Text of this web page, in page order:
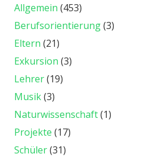
Allgemein (453)
Berufsorientierung(3)
Eltern (21)
Exkursion (3)
Lehrer(19)
Musik(3)
Naturwissenschaft(1)
Projekte (17)
Schüler(31)